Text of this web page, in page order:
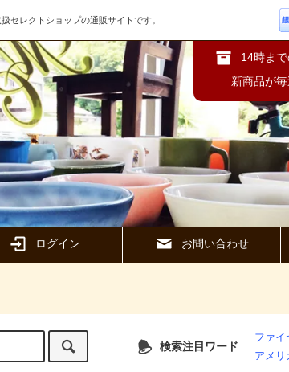
セレクトショップの通販サイトです。
14時ま
新商品が
ログイン お問い合わせ
検索注目ワード
ファイ
アメリ